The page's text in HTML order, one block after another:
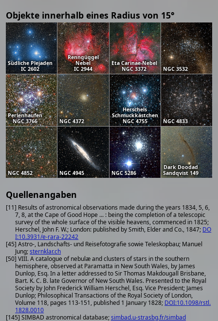
Objekte innerhalb eines Radius von 15°
Südliche Plejaden
IC 2602
Renngüggel
Nebel
IC 2944
Eta Carinae-Nebel
NGC 3372
NGC 3532
Perlenhaufen
NGC 3766
NGC 4372
Herschels
Schmuckkästchen
NGC 4755
NGC 4833
NGC 4852 NGC 4945 NGC 5286
Dark Doodad
Sandqvist 149
Quellenangaben
[11] Results of astronomical observations made during the years 1834, 5, 6,
7, 8, at the Cape of Good Hope ... : being the completion of a telescopic
survey of the whole surface of the visible heavens, commenced in 1825;
Herschel, John F. W.; London: published by Smith, Elder and Co., 1847; DO
I:10.3931/e-rara-22242
[45] Astro-, Landschafts- und Reisefotografie sowie Teleskopbau; Manuel
Jung;sternklar.ch
[50] VIII. A catalogue of nebulæ and clusters of stars in the southern
hemisphere, observed at Paramatta in New South Wales, by James
Dunlop, Esq. In a letter addressed to Sir Thomas Makdougall Brisbane,
Bart. K. C. B. late Governor of New South Wales. Presented to the Royal
Society by John Frederick William Herschel, Esq. Vice President; James
Dunlop; Philosophical Transactions of the Royal Society of London,
Volume 118, pages 113-151, published 1 January 1828; DOI:10.1098/rstl.
1828.0010
[145] SIMBAD astronomical database;simbad.u-strasbg.fr/simbad